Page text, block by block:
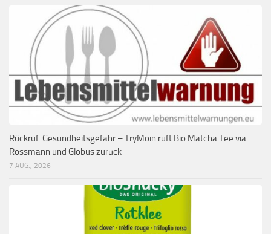
Rückruf: Gesundheitsgefahr – TryMoin ruft Bio Matcha Tee via
Rossmann und Globus zurück
7 AUG., 2026